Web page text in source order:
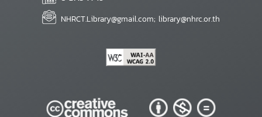
NHRCT.Library@gmail.com; library@nhrc.or.th